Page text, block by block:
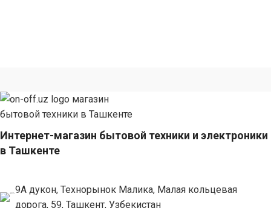
Интернет-магазин бытовой техники и электроники
в Ташкенте
9А дукон, Технорынок Малика, Малая кольцевая
дорога, 59, Ташкент, Узбекистан